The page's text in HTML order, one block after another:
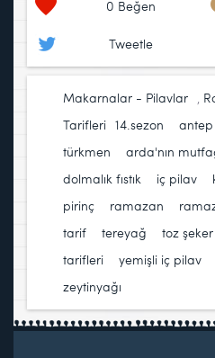
0 Beğen
Tweetle
Makarnalar - Pilavlar ,
Tarifleri 14.sezon antep
türkmen
arda'nın
dolmalık fıstık
iç pilav
pirinç
ramazan
tarif
tereyağ toz şeker
tarifleri
yemişli iç pilav
zeytinyağı